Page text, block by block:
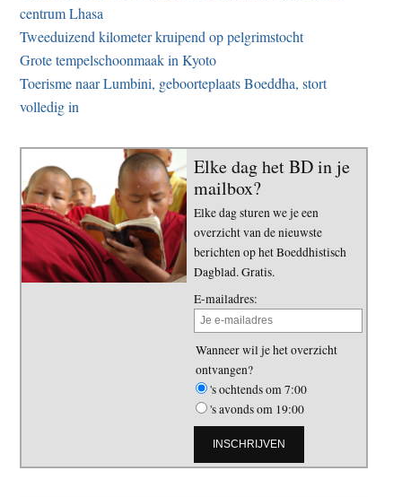
centrum Lhasa
Tweeduizend kilometer kruipend op pelgrimstocht
Grote tempelschoonmaak in Kyoto
Toerisme naar Lumbini, geboorteplaats Boeddha, stort
volledig in
Elke dag het BD in je
mailbox?
Elke dag sturen we je een
overzicht van de nieuwste
berichten op het Boeddhistisch
Dagblad. Gratis.
E-mailadres:
Wanneer wil je het overzicht
ontvangen?
's ochtends om 7:00
's avonds om 19:00